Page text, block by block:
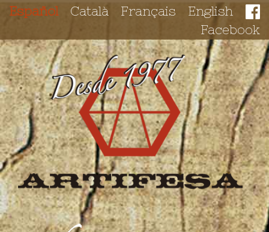
Español Català Français
English
Facebook